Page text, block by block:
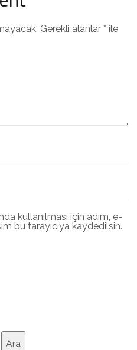
Gerekli alanlar * ile
kullanılması için adım, e-
bu tarayıcıya kaydedilsin.
Ara